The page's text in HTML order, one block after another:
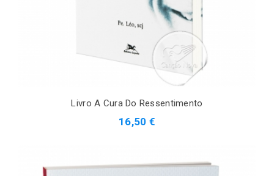
Livro A Cura Do Ressentimento
16,50 €